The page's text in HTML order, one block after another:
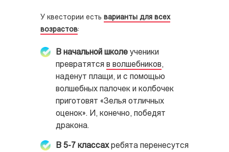
У квестории есть варианты для всех
возрастов:
В начальной школе ученики
превратятся в волшебников,
наденут плащи, и с помощью
волшебных палочек и колбочек
приготовят «Зелья отличных
оценок». И, конечно, победят
дракона.
В 5-7 классахребята перенесутся